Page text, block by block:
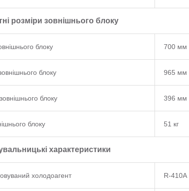
розміри зовнішнього блоку
блоку 700 мм
блоку 965 мм
блоку 396 мм
блоку 51 кг
характеристики
холодоагент R-410A